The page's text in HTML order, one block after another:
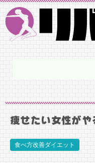
痩せたい女性が
食べ方改善ダイエット